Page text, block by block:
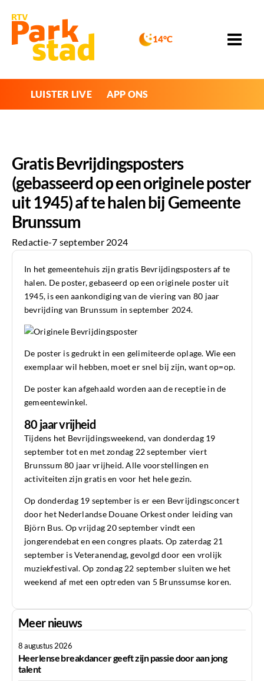
14°C
LUISTER LIVE APP ONS
Gratis Bevrijdingsposters
(gebasseerd op een originele poster
uit 1945) af te halen bij Gemeente
Brunssum
Redactie-7 september 2024
In het gemeentehuis zijn gratis Bevrijdingsposters af te
halen. De poster, gebaseerd op een originele poster uit
1945, is een aankondiging van de viering van 80 jaar
bevrijding van Brunssum in september 2024.
De poster is gedrukt in een gelimiteerde oplage. Wie een
exemplaar wil hebben, moet er snel bij zijn, want op=op.
De poster kan afgehaald worden aan de receptie in de
gemeentewinkel.
80 jaar vrijheid
Tijdens het Bevrijdingsweekend, van donderdag 19
september tot en met zondag 22 september viert
Brunssum 80 jaar vrijheid. Alle voorstellingen en
activiteiten zijn gratis en voor het hele gezin.
Op donderdag 19 september is er een Bevrijdingsconcert
door het Nederlandse Douane Orkest onder leiding van
Björn Bus. Op vrijdag 20 september vindt een
jongerendebat en een congres plaats. Op zaterdag 21
september is Veteranendag, gevolgd door een vrolijk
muziekfestival. Op zondag 22 september sluiten we het
weekend af met een optreden van 5 Brunssumse koren.
Meer nieuws
8 augustus 2026
Heerlense breakdancer geeft zijn passie door aan jong
talent